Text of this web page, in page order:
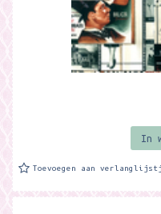
In
Toevoegen aan